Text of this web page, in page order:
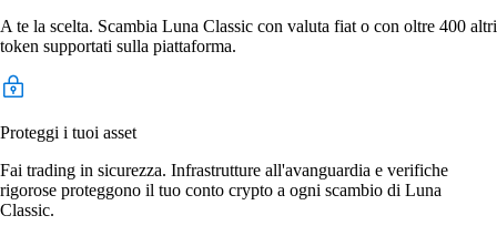
A te la scelta. Scambia Luna Classic con valuta fiat o con oltre 400 altri
token supportati sulla piattaforma.
Proteggi i tuoi asset
Fai trading in sicurezza. Infrastrutture all'avanguardia e verifiche
rigorose proteggono il tuo conto crypto a ogni scambio di Luna
Classic.